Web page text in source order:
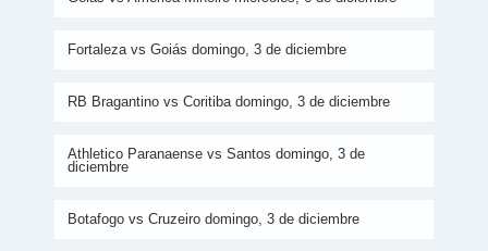
Fortaleza vs Goiás domingo, 3 de diciembre
RB Bragantino vs Coritiba domingo, 3 de diciembre
Athletico Paranaense vs Santos domingo, 3 de
diciembre
Botafogo vs Cruzeiro domingo, 3 de diciembre